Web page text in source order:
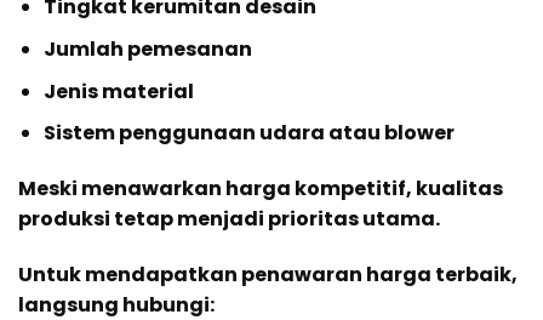
Tingkat kerumitan desain
Jumlah pemesanan
Jenis material
Sistem penggunaan udara atau blower
Meski menawarkan harga kompetitif, kualitas
produksi tetap menjadi prioritas utama.
Untuk mendapatkan penawaran harga terbaik,
langsung hubungi: